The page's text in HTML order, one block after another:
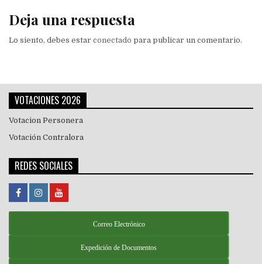
entradas
Deja una respuesta
Lo siento, debes estar conectado para publicar un comentario.
VOTACIONES 2026
Votacion Personera
Votación Contralora
REDES SOCIALES
Correo Electrónico
Expedición de Documentos